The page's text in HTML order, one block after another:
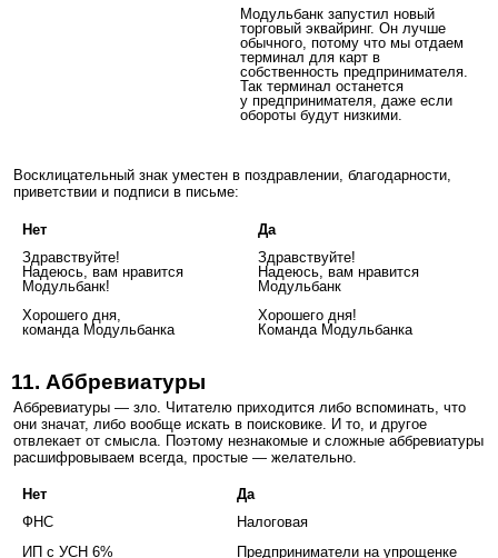
Модульбанк запустил новый
торговый эквайринг. Он лучше
обычного, потому что мы отдаем
терминал для карт в
собственность предпринимателя.
Так терминал останется
у предпринимателя, даже если
обороты будут низкими.
Восклицательный знак уместен в поздравлении, благодарности,
приветствии и подписи в письме:
Нет
Да
Здравствуйте!
Надеюсь, вам нравится
Модульбанк!
Хорошего дня,
команда Модульбанка
Здравствуйте!
Надеюсь, вам нравится
Модульбанк
Хорошего дня!
Команда Модульбанка
11. Аббревиатуры
Аббревиатуры — зло. Читателю приходится либо вспоминать, что
они значат, либо вообще искать в поисковике. И то, и другое
отвлекает от смысла. Поэтому незнакомые и сложные аббревиатуры
расшифровываем всегда, простые — желательно.
Нет
Да
ФНС
ИП с УСН 6%
Налоговая
Предприниматели на упрощенке